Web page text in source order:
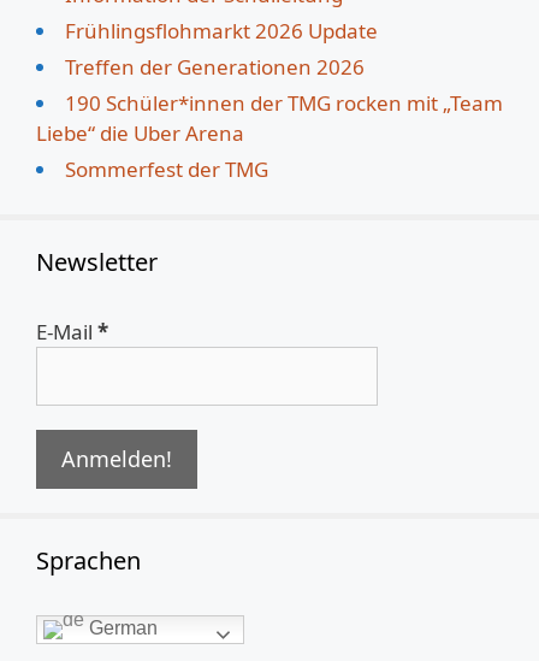
Frühlingsflohmarkt 2026 Update
Treffen der Generationen 2026
190 Schüler*innen der TMG rocken mit „Team
Liebe“ die Uber Arena
Sommerfest der TMG
Newsletter
E-Mail *
Sprachen
German